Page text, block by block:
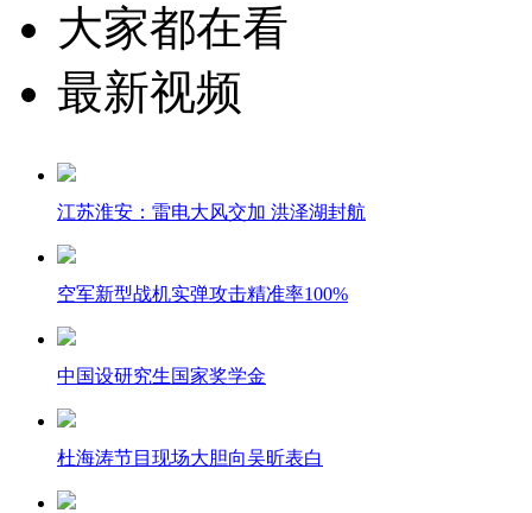
大家都在看
最新视频
江苏淮安：雷电大风交加 洪泽湖封航
空军新型战机实弹攻击精准率100%
中国设研究生国家奖学金
杜海涛节目现场大胆向吴昕表白